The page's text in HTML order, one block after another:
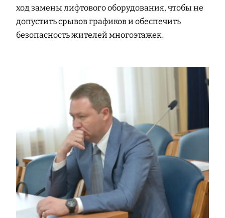
ход замены лифтового оборудования, чтобы не
допустить срывов графиков и обеспечить
безопасность жителей многоэтажек.